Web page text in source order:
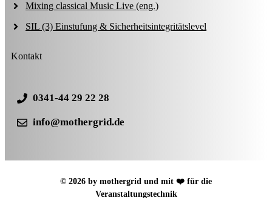
Mixing classical Music Live (eng.)
SIL (3) Einstufung & Sicherheitsintegritätslevel
Kontakt
0341-44 29 22 28
info@mothergrid.de
© 2026 by mothergrid und mit ❤️ für die
Veranstaltungstechnik